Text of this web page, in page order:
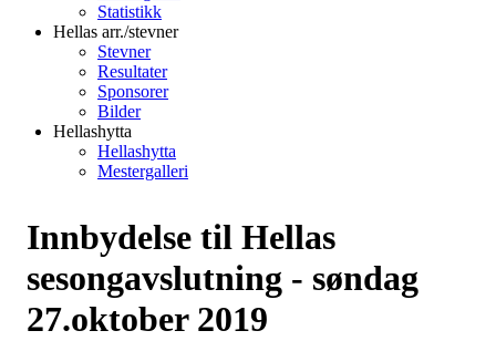
Statistikk
Hellas arr./stevner
Stevner
Resultater
Sponsorer
Bilder
Hellashytta
Hellashytta
Mestergalleri
Innbydelse til Hellas
sesongavslutning - søndag
27.oktober 2019